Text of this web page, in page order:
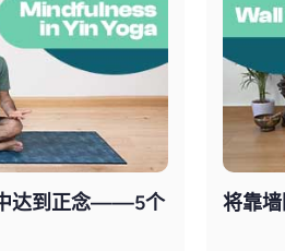
达到正念——5个
将靠